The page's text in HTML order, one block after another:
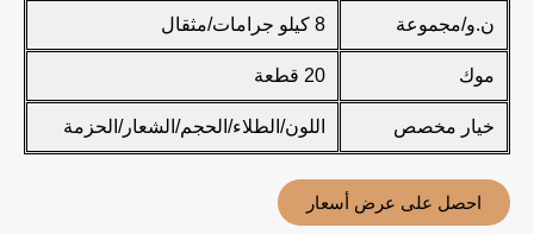
ن.و/مجموعة 8 كيلو جرامات/مثقال
موك 20 قطعة
خيار مخصص اللون/الطلاء/الحجم/الشعار/الحزمة
احصل على عرض أسعار